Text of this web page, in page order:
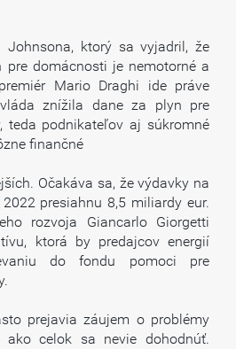
Johnsona, ktorý sa vyjadril, že
pre domácnosti je nemotorné a
Mario Draghi ide práve
znížila dane za plyn pre
teda podnikateľov aj súkromné
finančné
Očakáva sa, že výdavky na
presiahnu 8,5 miliardy eur.
rozvoja Giancarlo Giorgetti
ktorá by predajcov energií
do fondu pomoci pre
prejavia záujem o problémy
ako celok sa nevie dohodnúť.